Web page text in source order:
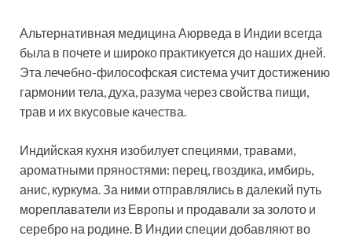
Альтернативная медицина Аюрведа в Индии всегда
была в почете и широко практикуется до наших дней.
Эта лечебно-философская система учит достижению
гармонии тела, духа, разума через свойства пищи,
трав и их вкусовые качества.
Индийская кухня изобилует специями, травами,
ароматными пряностями: перец, гвоздика, имбирь,
анис, куркума. За ними отправлялись в далекий путь
мореплаватели из Европы и продавали за золото и
серебро на родине. В Индии специи добавляют во